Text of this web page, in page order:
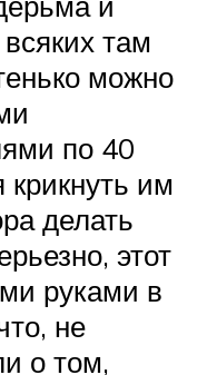
там
можно
по 40
крикнуть им
делать
этот
руками в
не
о том,